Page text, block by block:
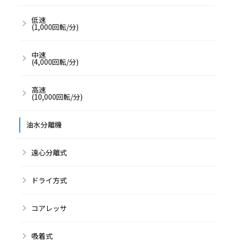
低速
(1,000回転/分)
中速
(4,000回転/分)
高速
(10,000回転/分)
油水分離機
遠心分離式
ドライ方式
コアレッサ
吸着式